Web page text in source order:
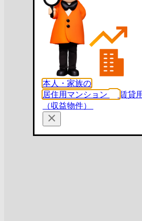
本人・家族の
居住用マンション
賃貸
（収益物件）